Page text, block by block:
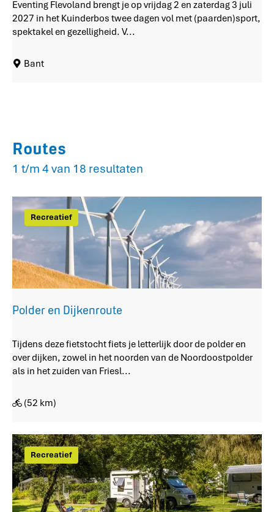
n
g
n
0
7
Eventing Flevoland brengt je op vrijdag 2 en zaterdag 3 juli
2027 in het Kuinderbos twee dagen vol met (paarden)sport,
spektakel en gezelligheid. V...
Bant
Routes
1 t/m 4 van 18 resultaten
Polder en Dijkenroute
P
o
l
e
n
D
i
k
e
Recreatief
Tijdens deze fietstocht fiets je letterlijk door de polder en
over dijken, zowel in het noorden van de Noordoostpolder
als in het zuiden van Friesl...
(52 km)
Recreatief